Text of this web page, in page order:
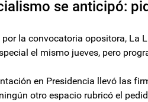
se anticipó:
por la convocatoria opositora, La
el mismo jueves, pero
en Presidencia llevó las
otro espacio rubricó el